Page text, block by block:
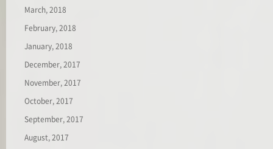
March, 2018
February, 2018
January, 2018
December, 2017
November, 2017
October, 2017
September, 2017
August, 2017